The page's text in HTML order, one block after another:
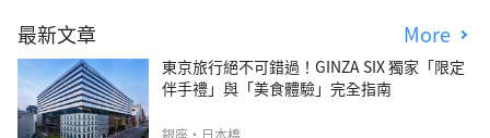
最新文章 More
東京旅行絕不可錯過！GINZA SIX 獨家「限定
伴手禮」與「美食體驗」完全指南
銀座・日本橋